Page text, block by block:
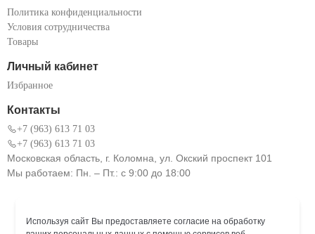
Политика конфиденциальности
Условия сотрудничества
Товары
Личный кабинет
Избранное
Контакты
+7 (963) 613 71 03
+7 (963) 613 71 03
Московская область, г. Коломна, ул. Окский проспект 101
Мы работаем: Пн. – Пт.: с 9:00 до 18:00
Используя сайт Вы предоставляете согласие на обработку